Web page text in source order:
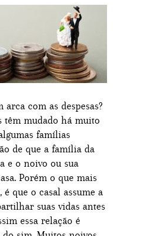
arca com as despesas?
têm mudado há muito
famílias
de que a família da
e o noivo ou sua
Porém o que mais
é que o casal assume a
suas vidas antes
essa relação é